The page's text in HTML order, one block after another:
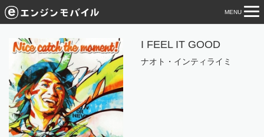
MENU
I FEEL IT GOOD
ナオト・インティライミ